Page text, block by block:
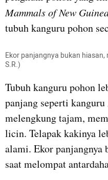
Mammals of New
tubuh kanguru pohon
Ekor panjangnya bukan
S.R.)
Tubuh kanguru pohon
panjang seperti
melengkung tajam,
licin. Telapak kakinya
alami. Ekor panjangnya
saat melompat